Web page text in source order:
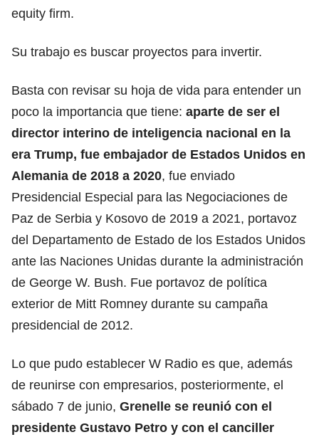
equity firm.
Su trabajo es buscar proyectos para invertir.
Basta con revisar su hoja de vida para entender un
poco la importancia que tiene: aparte de ser el
director interino de inteligencia nacional en la
era Trump, fue embajador de Estados Unidos en
Alemania de 2018 a 2020, fue enviado
Presidencial Especial para las Negociaciones de
Paz de Serbia y Kosovo de 2019 a 2021, portavoz
del Departamento de Estado de los Estados Unidos
ante las Naciones Unidas durante la administración
de George W. Bush. Fue portavoz de política
exterior de Mitt Romney durante su campaña
presidencial de 2012.
Lo que pudo establecer W Radio es que, además
de reunirse con empresarios, posteriormente, el
sábado 7 de junio, Grenelle se reunió con el
presidente Gustavo Petro y con el canciller